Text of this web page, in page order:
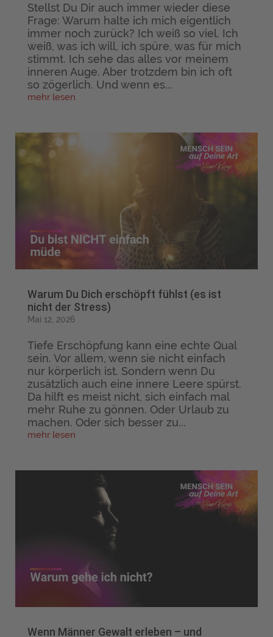
Stellst Du Dir auch immer wieder diese
Frage: Warum halte ich mich eigentlich
immer noch zurück? Ich weiß so viel. Ich
weiß, was ich will, ich spüre, was für mich
stimmt. Ich sehe das alles vor meinem
inneren Auge. Aber trotzdem bin ich oft
so zögerlich. Und wenn es...
mehr lesen
Warum Du Dich erschöpft fühlst (es ist
nicht der Stress)
Mai 12, 2026
Tiefe Erschöpfung kann eine echte Qual
sein. Vor allem, wenn sie nicht einfach
nur körperlich ist. Sondern wenn Du
zusätzlich auch eine innere Leere spürst.
Da hilft es meist nicht, sich einfach mal
mehr Ruhe zu gönnen. Oder Urlaub zu
machen. Oder sich besser zu...
mehr lesen
Wenn Männer Gewalt erleben – und